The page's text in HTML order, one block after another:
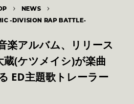
NEWS
-DIVISION RAP BATTLE-
楽アルバム、リリース
蔵(ケツメイシ)が楽曲
ED主題歌トレーラー